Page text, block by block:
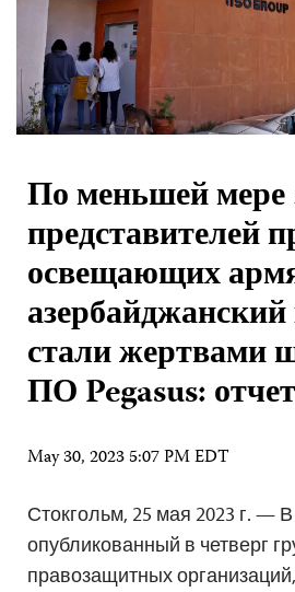
По меньшей мере
представителей
освещающих
стали жертвами
ПО Pegasus: отчет
May 30, 2023 5:07 PM EDT
Стокгольм, 25 мая 2023 г. — В
опубликованный в четверг
правозащитных